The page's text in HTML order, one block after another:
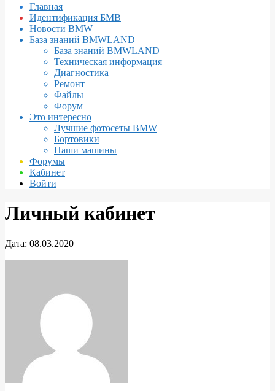
навигации
Главная
Идентификация БМВ
Новости BMW
База знаний BMWLAND
База знаний BMWLAND
Техническая информация
Диагностика
Ремонт
Файлы
Форум
Это интересно
Лучшие фотосеты BMW
Бортовики
Наши машины
Форумы
Кабинет
Войти
Личный кабинет
Дата: 08.03.2020